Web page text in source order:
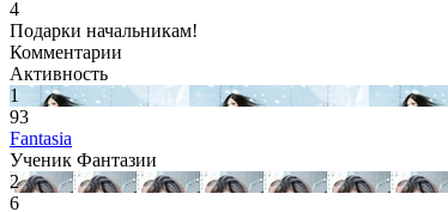
4
Подарки начальникам!
Комментарии
Активность
1
93
Fantasia
Ученик Фантазии
2
6